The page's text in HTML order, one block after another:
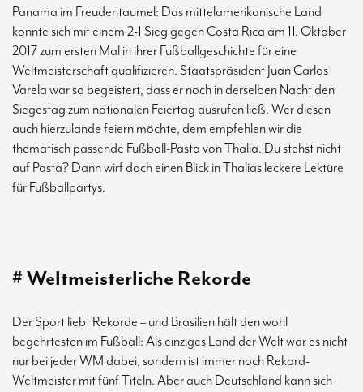
Panama im Freudentaumel: Das mittelamerikanische Land
konnte sich mit einem 2-1 Sieg gegen Costa Rica am 11. Oktober
2017 zum ersten Mal in ihrer Fußballgeschichte für eine
Weltmeisterschaft qualifizieren. Staatspräsident Juan Carlos
Varela war so begeistert, dass er noch in derselben Nacht den
Siegestag zum nationalen Feiertag ausrufen ließ. Wer diesen
auch hierzulande feiern möchte, dem empfehlen wir die
thematisch passende Fußball-Pasta von Thalia. Du stehst nicht
auf Pasta? Dann wirf doch einen Blick in Thalias leckere Lektüre
für Fußballpartys.
# Weltmeisterliche Rekorde
Der Sport liebt Rekorde – und Brasilien hält den wohl
begehrtesten im Fußball: Als einziges Land der Welt war es nicht
nur bei jeder WM dabei, sondern ist immer noch Rekord-
Weltmeister mit fünf Titeln. Aber auch Deutschland kann sich